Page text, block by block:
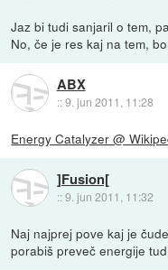
Jaz bi tudi sanjaril o tem,
No, če je res kaj na tem,
ABX
::9. jun 2011, 11:28
Energy Catalyzer @
]Fusion[
::9. jun 2011, 11:32
Naj najprej pove kaj je
porabiš preveč energije